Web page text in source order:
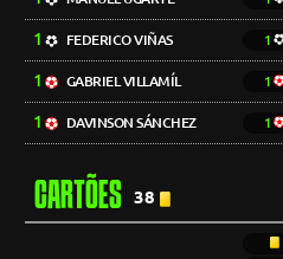
1 FEDERICO VIÑAS 1
1 GABRIEL VILLAMÍL 1
1 DAVINSON SÁNCHEZ 1
CARTÕES 38